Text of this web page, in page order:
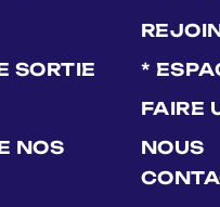
SORTIE
NOS
*
FAIRE
NOUS